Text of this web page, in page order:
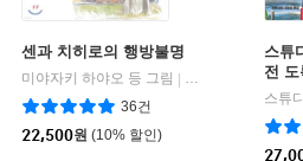
센과 치히로의 행방불명
미야자키 하야오 등 그림
학산문화사
36건
22,500원 (10% 할인)
스튜
전
스튜